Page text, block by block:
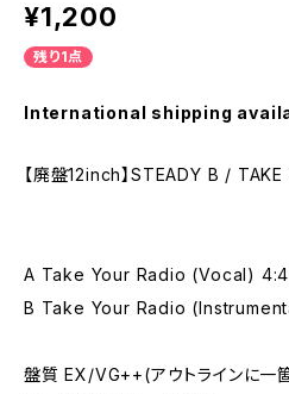
¥1,200
残り1点
International shipping
【廃盤12inch】STEADY B / TAKE
A Take Your Radio (Vocal)
B Take Your Radio
盤質 EX/VG++(アウトラインに一